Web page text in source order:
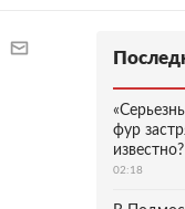
фур
известно?
02:18